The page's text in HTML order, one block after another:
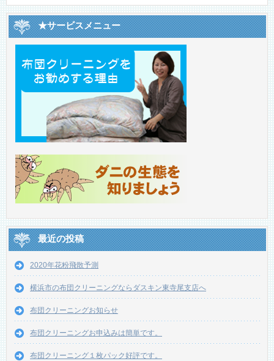
★サービスメニュー
最近の投稿
2020年花粉飛散予測
横浜市の布団クリーニングならダスキン東寺尾支店へ
布団クリーニングお知らせ
布団クリーニングお申込みは簡単です。
布団クリーニング１枚パック好評です。